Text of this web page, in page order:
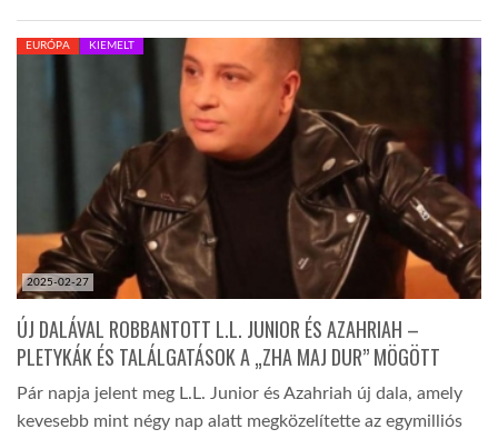
TROPICALMAGAZIN
AFRIKA TUDÁSTÁR
A NAP SZÉPE
LINKTR.EE
GLOBOZSARU
2025-02-27
EURÓPA KIEMELT
ÚJ DALÁVAL ROBBANTOTT L.L. JUNIOR ÉS AZAHRIAH –
PLETYKÁK ÉS TALÁLGATÁSOK A „ZHA MAJ DUR” MÖGÖTT
Pár napja jelent meg L.L. Junior és Azahriah új dala, amely
kevesebb mint négy nap alatt megközelítette az egymilliós